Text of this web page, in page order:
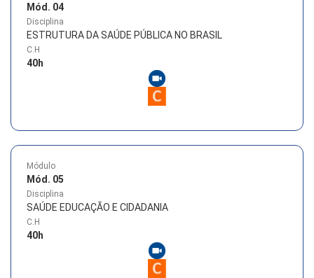
Mód. 04
Disciplina
ESTRUTURA DA SAÚDE PÚBLICA NO BRASIL
C.H
40h
Módulo
Mód. 05
Disciplina
SAÚDE EDUCAÇÃO E CIDADANIA
C.H
40h